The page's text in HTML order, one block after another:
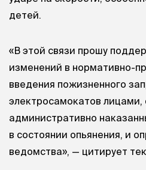
детей.
«В этой связи прошу
изменений в нормативно-
введения пожизненного
электросамокатов
административно
в состоянии опьянения, и
ведомства», — цитирует